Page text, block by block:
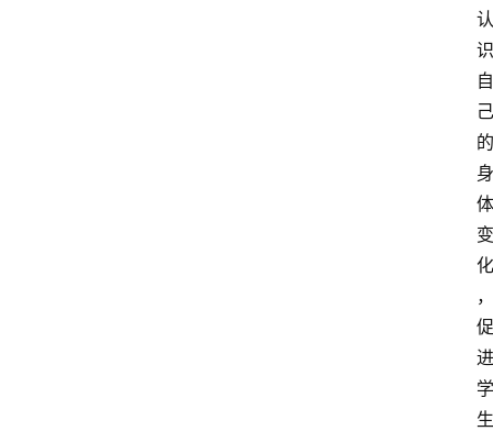
认
识
自
己
的
身
体
变
化
，
促
进
学
生